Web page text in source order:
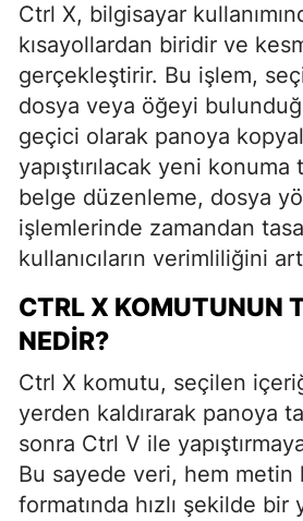
Ctrl X, bilgisayar
kısayollardan biridir ve
gerçekleştirir. Bu işlem,
dosya veya öğeyi
geçici olarak panoya
yapıştırılacak yeni konuma
belge düzenleme, dosya
işlemlerinde zamandan
kullanıcıların verimliliğini
CTRL X KOMUTUNUN
NEDIR?
Ctrl X komutu, seçilen
yerden kaldırarak panoya
sonra Ctrl V ile
Bu sayede veri, hem metin
formatında hızlı şekilde